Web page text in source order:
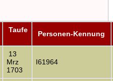
Taufe Personen-Kennung
13
Mrz
1703
I61964